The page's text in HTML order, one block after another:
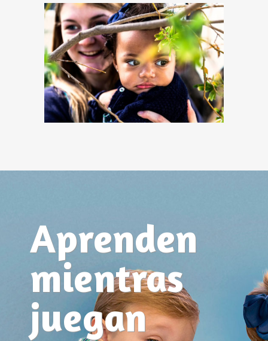
Aprenden
mientras
juegan